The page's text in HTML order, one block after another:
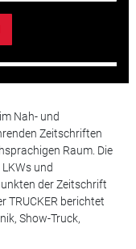
Nah- und
Zeitschriften
Raum. Die
und
der Zeitschrift
TRUCKER berichtet
Show-Truck,